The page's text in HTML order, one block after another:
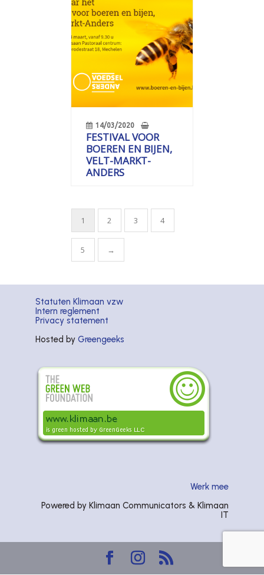
14/03/2020
FESTIVAL VOOR
BOEREN EN BIJEN,
VELT-MARKT-
ANDERS
1 2 3 4
5 →
Statuten Klimaan vzw
Intern reglement
Privacy statement
Hosted by Greengeeks
Werk mee
Powered by Klimaan Communicators & Klimaan
IT